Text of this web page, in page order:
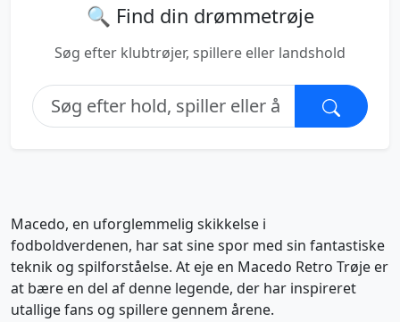
🔍 Find din drømmetrøje
Søg efter klubtrøjer, spillere eller landshold
Macedo, en uforglemmelig skikkelse i
fodboldverdenen, har sat sine spor med sin fantastiske
teknik og spilforståelse. At eje en Macedo Retro Trøje er
at bære en del af denne legende, der har inspireret
utallige fans og spillere gennem årene.